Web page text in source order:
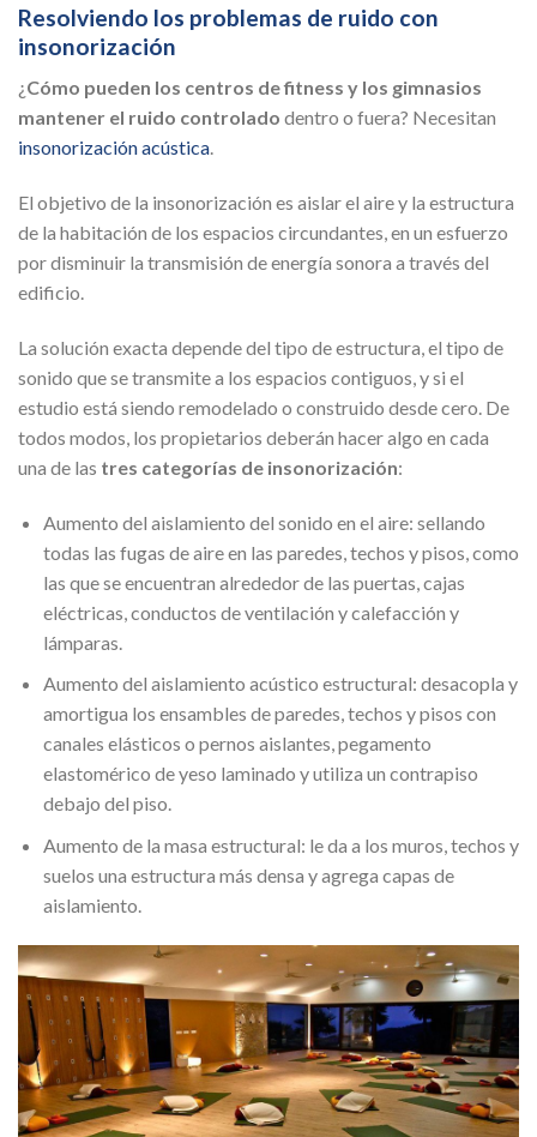
Resolviendo los problemas de ruido con
insonorización
¿Cómo pueden los centros de fitness y los gimnasios
mantener el ruido controlado dentro o fuera? Necesitan
insonorización acústica.
El objetivo de la insonorización es aislar el aire y la estructura
de la habitación de los espacios circundantes, en un esfuerzo
por disminuir la transmisión de energía sonora a través del
edificio.
La solución exacta depende del tipo de estructura, el tipo de
sonido que se transmite a los espacios contiguos, y si el
estudio está siendo remodelado o construido desde cero. De
todos modos, los propietarios deberán hacer algo en cada
una de las tres categorías de insonorización:
Aumento del aislamiento del sonido en el aire: sellando
todas las fugas de aire en las paredes, techos y pisos, como
las que se encuentran alrededor de las puertas, cajas
eléctricas, conductos de ventilación y calefacción y
lámparas.
Aumento del aislamiento acústico estructural: desacopla y
amortigua los ensambles de paredes, techos y pisos con
canales elásticos o pernos aislantes, pegamento
elastomérico de yeso laminado y utiliza un contrapiso
debajo del piso.
Aumento de la masa estructural: le da a los muros, techos y
suelos una estructura más densa y agrega capas de
aislamiento.